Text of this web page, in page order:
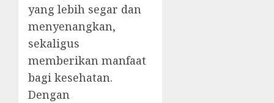
yang lebih segar dan
menyenangkan,
sekaligus
memberikan manfaat
bagi kesehatan.
Dengan